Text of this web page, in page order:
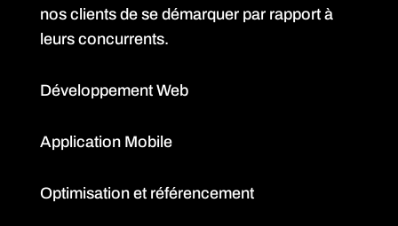
nos clients de se démarquer par rapport à
leurs concurrents.
Développement Web
Application Mobile
Optimisation et référencement